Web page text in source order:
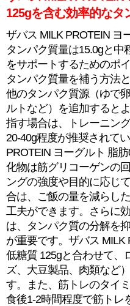
125gを含む効率的なタ
ザバス MILK PROTEIN ヨ
タンパク質量は15.0gと中
をサポートするためのポ
タンパク質量を補う方法
他のタンパク質源（ゆで
ルトなど）を追加すると
指す場合は、トレーニン
20-40g程度が推奨されて
PROTEIN ヨーグルト 脂
化物は筋グリコーゲンの
ングの強度や目的に応じ
合は、ご飯の量を減らし
工夫ができます。さらに
は、タンパク質の分解を
が重要です。ザバス MILK
低糖質 125gと合わせて、
ズ、大豆製品、肉類など
す。また、筋トレのタイ
食後1-2時間程度で筋トレ